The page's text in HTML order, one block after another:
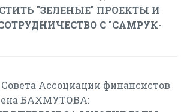
"ЗЕЛЕНЫЕ" ПРОЕКТЫ И
С "САМРУК-
Ассоциации финансистов
БАХМУТОВА: